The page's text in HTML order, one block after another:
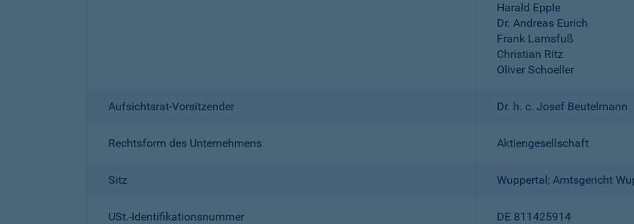
Harald Epple
Dr. Andreas Eurich
Frank Lamsfuß
Christian Ritz
Oliver Schoeller
Aufsichtsrat-Vorsitzender Dr. h. c. Josef Beutelmann
Rechtsform des Unternehmens Aktiengesellschaft
Sitz Wuppertal; Amtsgericht
USt.-Identifikationsnummer DE 811425914